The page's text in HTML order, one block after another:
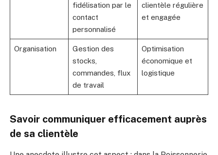
fidélisation par le
contact
personnalisé
clientèle régulière
et engagée
Organisation
Gestion des
stocks,
commandes, flux
de travail
Optimisation
économique et
logistique
Savoir communiquer efficacement auprès
de sa clientèle